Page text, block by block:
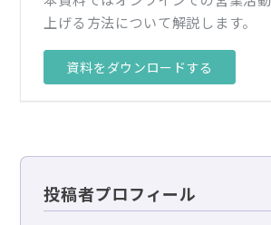
上げる方法について解説します。
資料をダウンロードする
投稿者プロフィール